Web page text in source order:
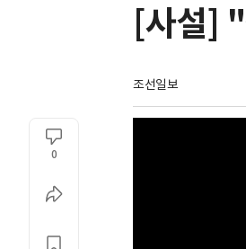
[사설]
조선일보
0